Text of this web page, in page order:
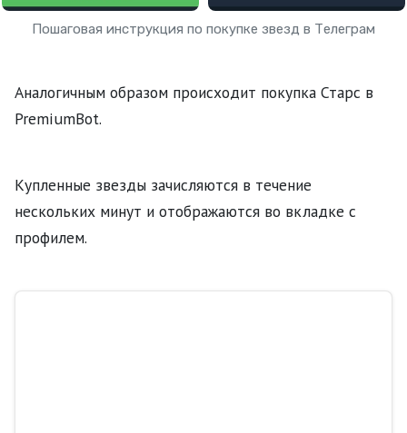
Пошаговая инструкция по покупке звезд в Телеграм
Аналогичным образом происходит покупка Старс в
PremiumBot.
Купленные звезды зачисляются в течение
нескольких минут и отображаются во вкладке с
профилем.